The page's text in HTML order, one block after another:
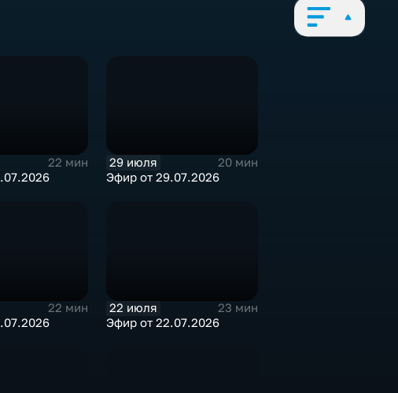
22 мин
29 июля
20 мин
Эфир от 29.07.2026
22 мин
22 июля
23 мин
Эфир от 22.07.2026